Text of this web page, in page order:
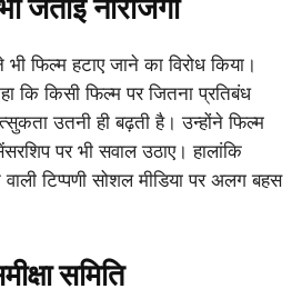
जताई नाराजगी
फिल्म हटाए जाने का विरोध किया।
कि किसी फिल्म पर जितना प्रतिबंध
उतनी ही बढ़ती है। उन्होंने फिल्म
पर भी सवाल उठाए। हालांकि
टिप्पणी सोशल मीडिया पर अलग बहस
समिति